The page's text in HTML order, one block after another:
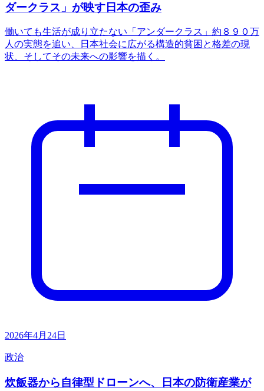
ダークラス」が映す日本の歪み
働いても生活が成り立たない「アンダークラス」約８９０万
人の実態を追い、日本社会に広がる構造的貧困と格差の現
状、そしてその未来への影響を描く。
2026年4月24日
政治
炊飯器から自律型ドローンへ、日本の防衛産業が